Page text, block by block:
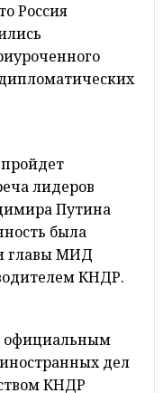
Россия
лидеров
Путина
была
главы МИД
КНДР.
официальным
дел
КНДР